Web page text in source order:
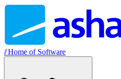
//Home of Software